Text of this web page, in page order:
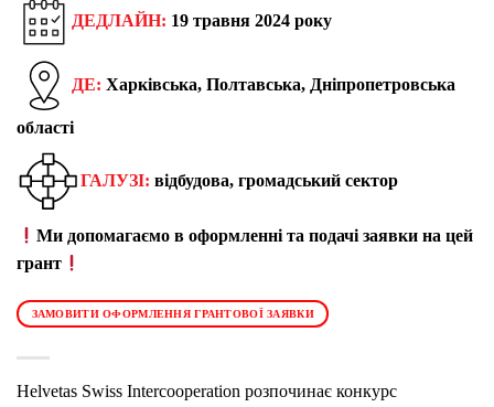
ДЕДЛАЙН: 19 травня 2024 року
ДЕ: Харківська, Полтавська, Дніпропетровська
області
ГАЛУЗІ: відбудова, громадський сектор
Ми допомагаємо в оформленні та подачі заявки на цей
грант
ЗАМОВИТИ ОФОРМЛЕННЯ ГРАНТОВОЇ ЗАЯВКИ
Helvetas Swiss Intercooperation розпочинає конкурс